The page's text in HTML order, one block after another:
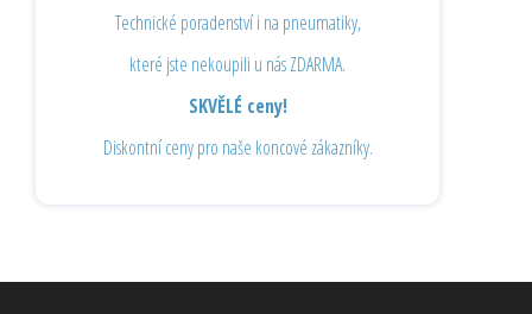
Technické poradenství i na pneumatiky,
které jste nekoupili u nás ZDARMA.
SKVĚLÉ ceny!
Diskontní ceny pro naše koncové zákazníky.